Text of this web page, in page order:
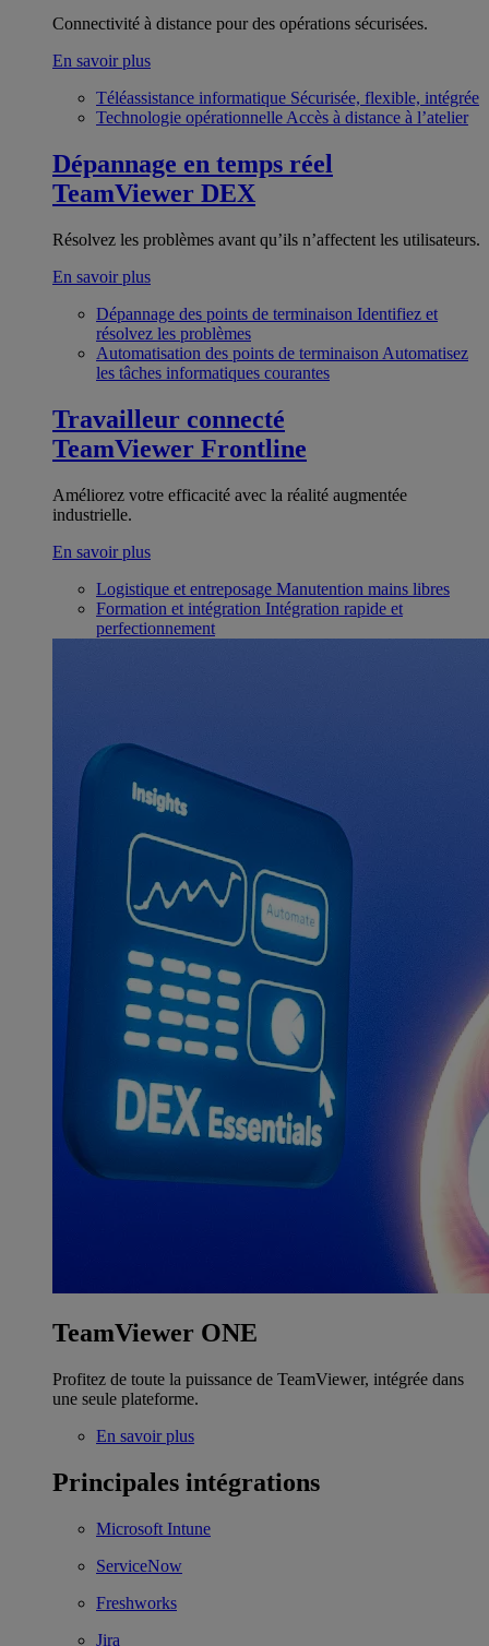
Connectivité à distance pour des opérations sécurisées.
En savoir plus
Téléassistance informatique Sécurisée, flexible, intégrée
Technologie opérationnelle Accès à distance à l’atelier
Dépannage en temps réel
TeamViewer DEX
Résolvez les problèmes avant qu’ils n’affectent les utilisateurs.
En savoir plus
Dépannage des points de terminaison Identifiez et
résolvez les problèmes
Automatisation des points de terminaison Automatisez
les tâches informatiques courantes
Travailleur connecté
TeamViewer Frontline
Améliorez votre efficacité avec la réalité augmentée
industrielle.
En savoir plus
Logistique et entreposage Manutention mains libres
Formation et intégration Intégration rapide et
perfectionnement
TeamViewer ONE
Profitez de toute la puissance de TeamViewer, intégrée dans
une seule plateforme.
En savoir plus
Principales intégrations
Microsoft Intune
ServiceNow
Freshworks
Jira